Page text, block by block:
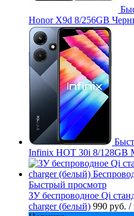
Honor X9d 8/256GB
Infinix HOT 30i 8/128GB
Быстрый просмотр
ЗУ беспроводное Qi
charger (белый) 990 руб. /